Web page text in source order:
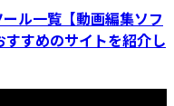
ル一覧【動画編集ソフ
すすめのサイトを紹介し